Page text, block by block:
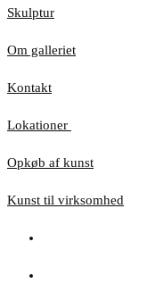
Skulptur
Om galleriet
Kontakt
Lokationer
Opkøb af kunst
Kunst til virksomhed